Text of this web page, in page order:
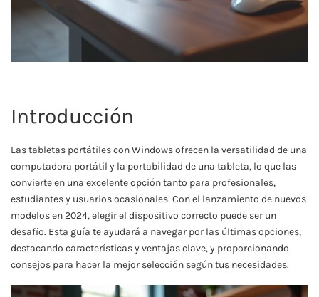
Introducción
Las tabletas portátiles con Windows ofrecen la versatilidad de una
computadora portátil y la portabilidad de una tableta, lo que las
convierte en una excelente opción tanto para profesionales,
estudiantes y usuarios ocasionales. Con el lanzamiento de nuevos
modelos en 2024, elegir el dispositivo correcto puede ser un
desafío. Esta guía te ayudará a navegar por las últimas opciones,
destacando características y ventajas clave, y proporcionando
consejos para hacer la mejor selección según tus necesidades.